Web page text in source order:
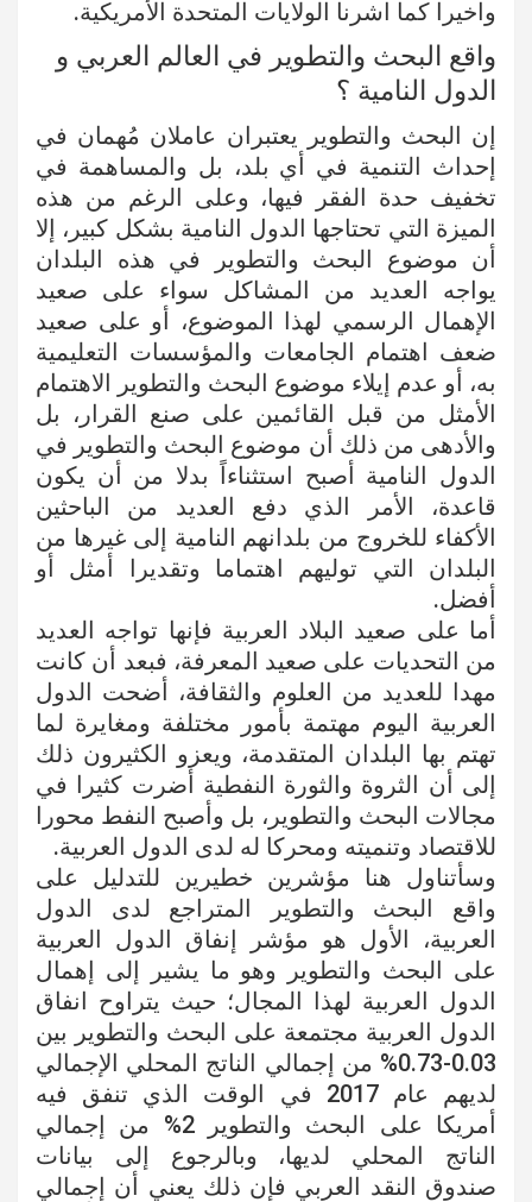
واخيرا كما اشرنا الولايات المتحدة الأمريكية.
واقع البحث والتطوير في العالم العربي و
الدول النامية ؟
إن البحث والتطوير يعتبران عاملان مُهمان في
إحداث التنمية في أي بلد، بل والمساهمة في
تخفيف حدة الفقر فيها، وعلى الرغم من هذه
الميزة التي تحتاجها الدول النامية بشكل كبير، إلا
أن موضوع البحث والتطوير في هذه البلدان
يواجه العديد من المشاكل سواء على صعيد
الإهمال الرسمي لهذا الموضوع، أو على صعيد
ضعف اهتمام الجامعات والمؤسسات التعليمية
به، أو عدم إيلاء موضوع البحث والتطوير الاهتمام
الأمثل من قبل القائمين على صنع القرار، بل
والأدهى من ذلك أن موضوع البحث والتطوير في
الدول النامية أصبح استثناءاً بدلا من أن يكون
قاعدة، الأمر الذي دفع العديد من الباحثين
الأكفاء للخروج من بلدانهم النامية إلى غيرها من
البلدان التي توليهم اهتماما وتقديرا أمثل أو
أفضل.
أما على صعيد البلاد العربية فإنها تواجه العديد
من التحديات على صعيد المعرفة، فبعد أن كانت
مهدا للعديد من العلوم والثقافة، أضحت الدول
العربية اليوم مهتمة بأمور مختلفة ومغايرة لما
تهتم بها البلدان المتقدمة، ويعزو الكثيرون ذلك
إلى أن الثروة والثورة النفطية أضرت كثيرا في
مجالات البحث والتطوير، بل وأصبح النفط محورا
للاقتصاد وتنميته ومحركا له لدى الدول العربية.
وسأتناول هنا مؤشرين خطيرين للتدليل على
واقع البحث والتطوير المتراجع لدى الدول
العربية، الأول هو مؤشر إنفاق الدول العربية
على البحث والتطوير وهو ما يشير إلى إهمال
الدول العربية لهذا المجال؛ حيث يتراوح انفاق
الدول العربية مجتمعة على البحث والتطوير بين
0.03-0.73% من إجمالي الناتج المحلي الإجمالي
لديهم عام 2017 في الوقت الذي تنفق فيه
أمريكا على البحث والتطوير 2% من إجمالي
الناتج المحلي لديها، وبالرجوع إلى بيانات
صندوق النقد العربي فإن ذلك يعني أن إجمالي